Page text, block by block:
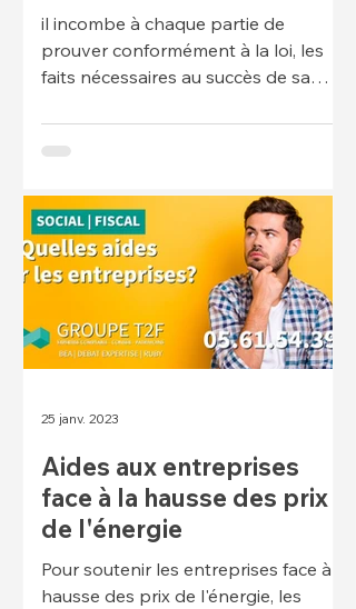
il incombe à chaque partie de
prouver conformément à la loi, les
faits nécessaires au succès de sa
Lorsque l
Aides aux entreprises
face à la hausse des prix
de l'énergie
Pour soutenir les entreprises face à la
hausse des prix de l'énergie, les
25 janv. 2023